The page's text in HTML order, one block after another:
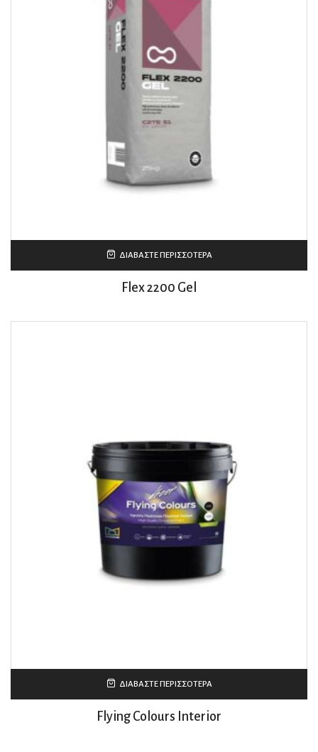
ΔΙΑΒΆΣΤΕ ΠΕΡΙΣΣΌΤΕΡΑ
Flex 2200 Gel
ΔΙΑΒΆΣΤΕ ΠΕΡΙΣΣΌΤΕΡΑ
Flying Colours Interior